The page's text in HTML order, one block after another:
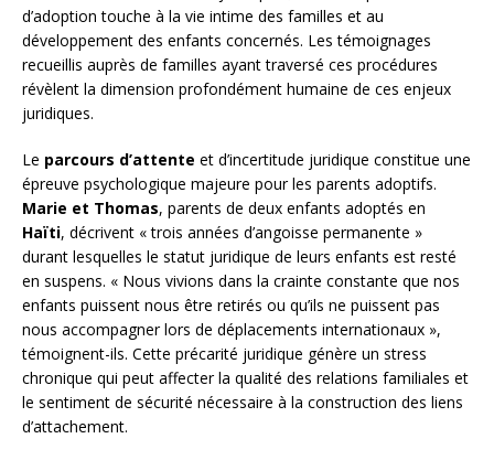
d’adoption touche à la vie intime des familles et au
développement des enfants concernés. Les témoignages
recueillis auprès de familles ayant traversé ces procédures
révèlent la dimension profondément humaine de ces enjeux
juridiques.
Le parcours d’attente et d’incertitude juridique constitue une
épreuve psychologique majeure pour les parents adoptifs.
Marie et Thomas, parents de deux enfants adoptés en
Haïti, décrivent « trois années d’angoisse permanente »
durant lesquelles le statut juridique de leurs enfants est resté
en suspens. « Nous vivions dans la crainte constante que nos
enfants puissent nous être retirés ou qu’ils ne puissent pas
nous accompagner lors de déplacements internationaux »,
témoignent-ils. Cette précarité juridique génère un stress
chronique qui peut affecter la qualité des relations familiales et
le sentiment de sécurité nécessaire à la construction des liens
d’attachement.